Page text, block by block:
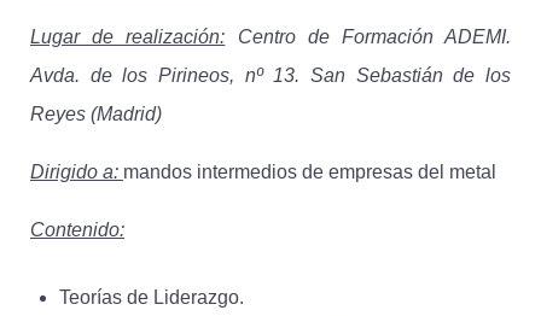
Lugar de realización: Centro de Formación ADEMI.
Avda. de los Pirineos, nº 13. San Sebastián de los
Reyes (Madrid)
Dirigido a: mandos intermedios de empresas del metal
Contenido:
Teorías de Liderazgo.